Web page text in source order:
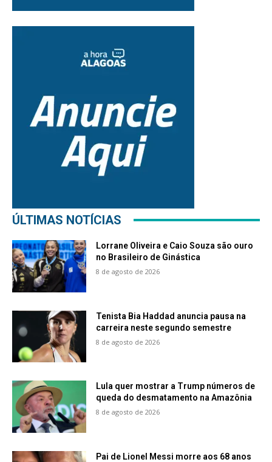
ÚLTIMAS NOTÍCIAS
Lorrane Oliveira e Caio Souza são ouro
no Brasileiro de Ginástica
8 de agosto de 2026
Tenista Bia Haddad anuncia pausa na
carreira neste segundo semestre
8 de agosto de 2026
Lula quer mostrar a Trump números de
queda do desmatamento na Amazônia
8 de agosto de 2026
Pai de Lionel Messi morre aos 68 anos